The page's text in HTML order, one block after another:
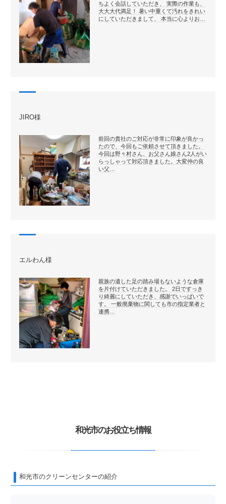
ちよく会話していただき、 実際の作業も、
大大大代満足！ 暑い中重くて汚れをきれい
にしていただきまして、 本当に心よりお…
JIRO様
前回の貴社のご対応が非常に印象が良かっ
たので、今回もご依頼させて頂きました。
今回は野々村さん、お父さん娘さん2人がい
らっしゃって対応頂きました。大変仲の良
い父…
エルわん様
親族の遺した足の踏み場もないような倉庫
を片付けていただきました。 2日ですっき
り綺麗にしていただき、感謝でいっぱいで
す。 一般廃棄物に関しても市の指定業者と
連携…
和光市のお役立ち情報
和光市のクリーンセンターの紹介